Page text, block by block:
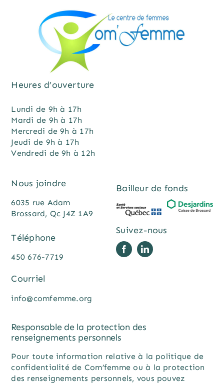
Heures d’ouverture
Lundi de 9h à 17h
Mardi de 9h à 17h
Mercredi de 9h à 17h
Jeudi de 9h à 17h
Vendredi de 9h à 12h
Nous joindre
6035 rue Adam
Brossard, Qc J4Z 1A9
Téléphone
450 676-7719
Courriel
info@comfemme.org
Bailleur de fonds
Suivez-nous
Responsable de la protection des
renseignements personnels
Pour toute information relative à la politique de
confidentialité de Com’femme ou à la protection
des renseignements personnels, vous pouvez